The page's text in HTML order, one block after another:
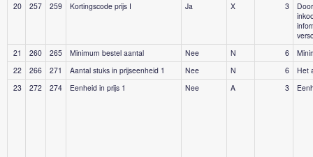
20 257 259 Kortingscode prijs I Ja X 3
21
260 265 Minimum bestel aantal Nee N 6
22
266 271 Aantal stuks in prijseenheid 1 Nee N 6
Het
23
272 274 Eenheid in prijs 1 Nee A 3